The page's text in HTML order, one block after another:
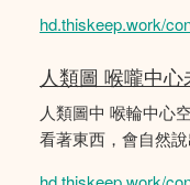
hd.thiskeep.work/
人類圖 喉嚨中
人類圖中 喉輪中心
看著東西，會自然說